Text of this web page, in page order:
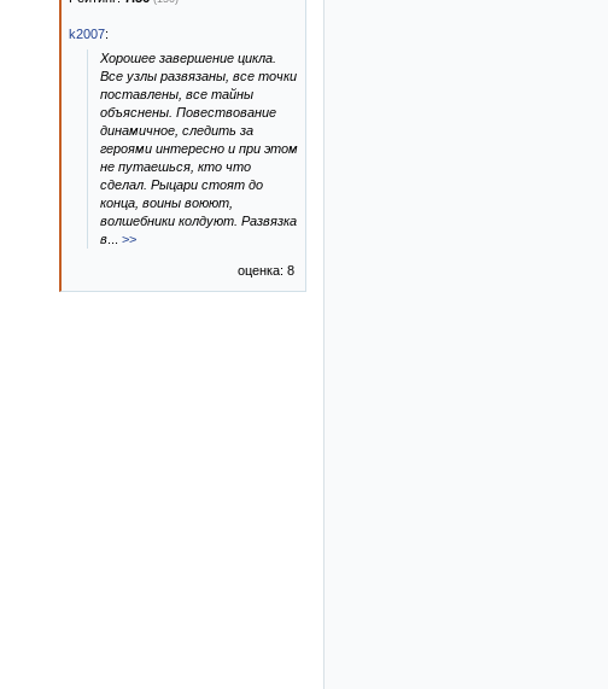
k2007:
Хорошее завершение цикла.
Все узлы развязаны, все точки
поставлены, все тайны
объяснены. Повествование
динамичное, следить за
героями интересно и при этом
не путаешься, кто что
сделал. Рыцари стоят до
конца, воины воюют,
волшебники колдуют. Развязка
в
>>
оценка: 8